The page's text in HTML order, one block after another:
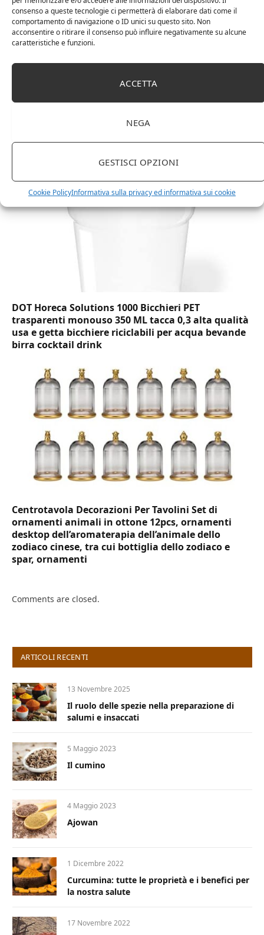
consenso a queste tecnologie ci permetterà di elaborare dati come il
comportamento di navigazione o ID unici su questo sito. Non
acconsentire o ritirare il consenso può influire negativamente su alcune
caratteristiche e funzioni.
ACCETTA
NEGA
GESTISCI OPZIONI
Cookie PolicyInformativa sulla privacy ed informativa sui cookie
Amazon Basics Martin – Libreria, 35 x 114 x 78 cm
(Lu x La x A), effetto quercia(In precedenza
marchio Movian)
DOT Horeca Solutions 1000 Bicchieri PET
trasparenti monouso 350 ML tacca 0,3 alta qualità
usa e getta bicchiere riciclabili per acqua bevande
birra cocktail drink
Centrotavola Decorazioni Per Tavolini Set di
ornamenti animali in ottone 12pcs, ornamenti
desktop dell’aromaterapia dell’animale dello
zodiaco cinese, tra cui bottiglia dello zodiaco e
spar, ornamenti
Comments are closed.
ARTICOLI RECENTI
13 Novembre 2025
Il ruolo delle spezie nella preparazione di
salumi e insaccati
5 Maggio 2023
Il cumino
4 Maggio 2023
Ajowan
1 Dicembre 2022
Curcumina: tutte le proprietà e i benefici per
la nostra salute
17 Novembre 2022